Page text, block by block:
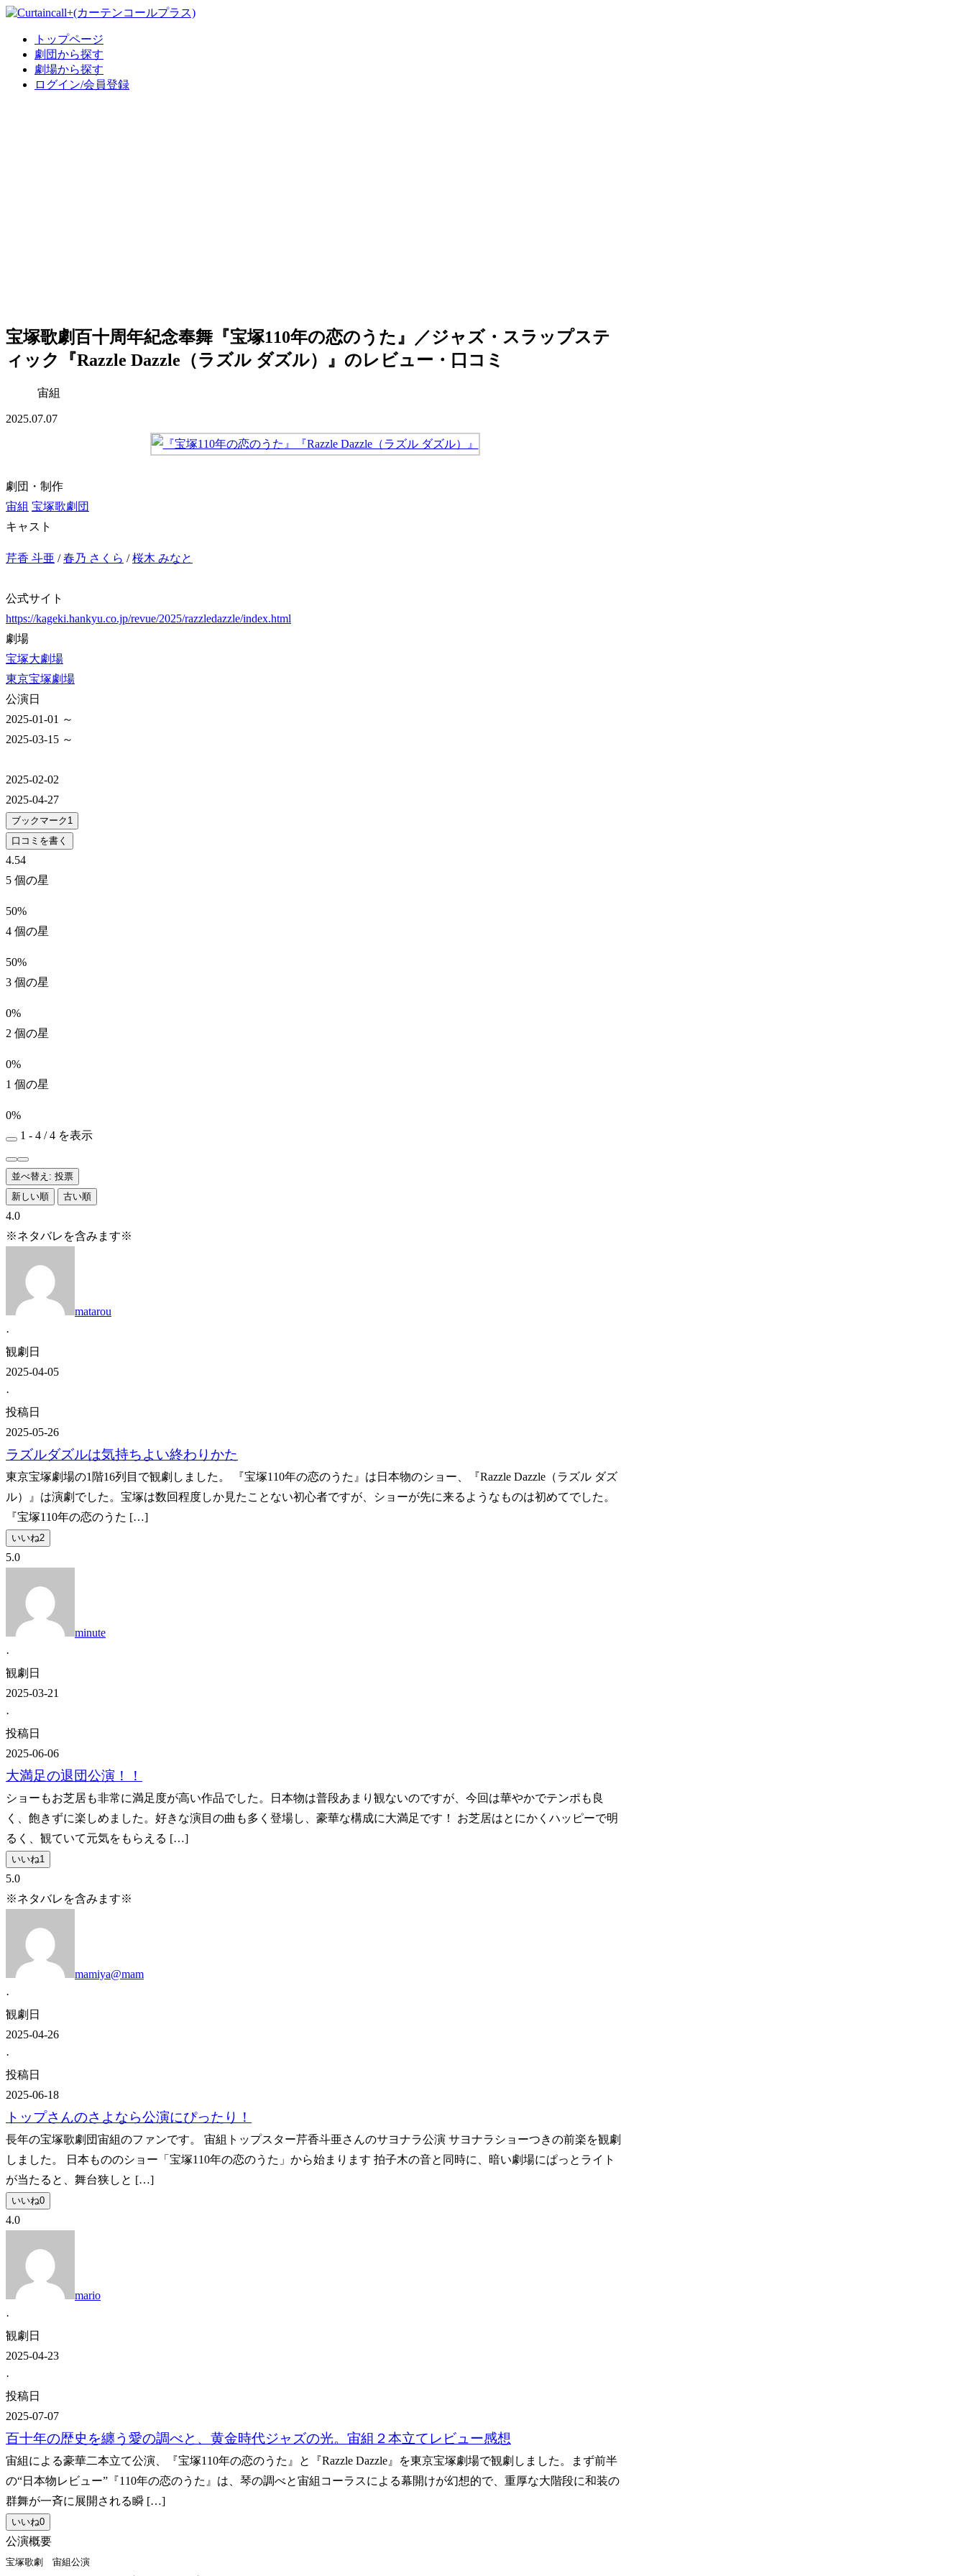
トップページ
劇団から探す
劇場から探す
ログイン/会員登録
宝塚歌劇百十周年紀念奉舞『宝塚110年の恋のうた』／ジャズ・スラップステ
ィック『Razzle Dazzle（ラズル ダズル）』のレビュー・口コミ
宙組
2025.07.07
劇団・制作
宙組 宝塚歌劇団
キャスト
芹香 斗亜 /春乃 さくら /桜木 みなと
公式サイト
https://kageki.hankyu.co.jp/revue/2025/razzledazzle/index.html
劇場
宝塚大劇場
東京宝塚劇場
公演日
2025-01-01 ～
2025-03-15 ～
2025-02-02
2025-04-27
ブックマーク 1
口コミを書く
4.54
5 個の星
50%
4 個の星
50%
3 個の星
0%
2 個の星
0%
1 個の星
0%
1 - 4 / 4 を表示
並べ替え: 投票
新しい順
古い順
4.0
※ネタバレを含みます※
matarou
·
観劇日
2025-04-05
·
投稿日
2025-05-26
ラズルダズルは気持ちよい終わりかた
東京宝塚劇場の1階16列目で観劇しました。 『宝塚110年の恋のうた』は日本物のショー、『Razzle Dazzle（ラズル ダズ
ル）』は演劇でした。宝塚は数回程度しか見たことない初心者ですが、ショーが先に来るようなものは初めてでした。
『宝塚110年の恋のうた […]
いいね2
5.0
minute
·
観劇日
2025-03-21
·
投稿日
2025-06-06
大満足の退団公演！！
ショーもお芝居も非常に満足度が高い作品でした。日本物は普段あまり観ないのですが、今回は華やかでテンポも良
く、飽きずに楽しめました。好きな演目の曲も多く登場し、豪華な構成に大満足です！ お芝居はとにかくハッピーで明
るく、観ていて元気をもらえる […]
いいね1
5.0
※ネタバレを含みます※
mamiya@mam
·
観劇日
2025-04-26
·
投稿日
2025-06-18
トップさんのさよなら公演にぴったり！
長年の宝塚歌劇団宙組のファンです。 宙組トップスター芹香斗亜さんのサヨナラ公演 サヨナラショーつきの前楽を観劇
しました。 日本もののショー「宝塚110年の恋のうた」から始まります 拍子木の音と同時に、暗い劇場にぱっとライト
が当たると、舞台狭しと […]
いいね0
4.0
mario
·
観劇日
2025-04-23
·
投稿日
2025-07-07
百十年の歴史を纏う愛の調べと、黄金時代ジャズの光。宙組２本立てレビュー感想
宙組による豪華二本立て公演、『宝塚110年の恋のうた』と『Razzle Dazzle』を東京宝塚劇場で観劇しました。まず前半
の“日本物レビュー”『110年の恋のうた』は、琴の調べと宙組コーラスによる幕開けが幻想的で、重厚な大階段に和装の
群舞が一斉に展開される瞬 […]
いいね0
公演概要
宝塚歌劇 宙組公演